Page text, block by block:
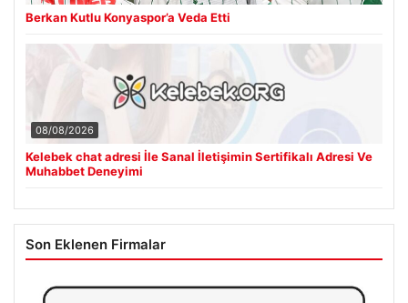
Berkan Kutlu Konyaspor’a Veda Etti
08/08/2026
Kelebek chat adresi İle Sanal İletişimin Sertifikalı Adresi Ve
Muhabbet Deneyimi
Son Eklenen Firmalar